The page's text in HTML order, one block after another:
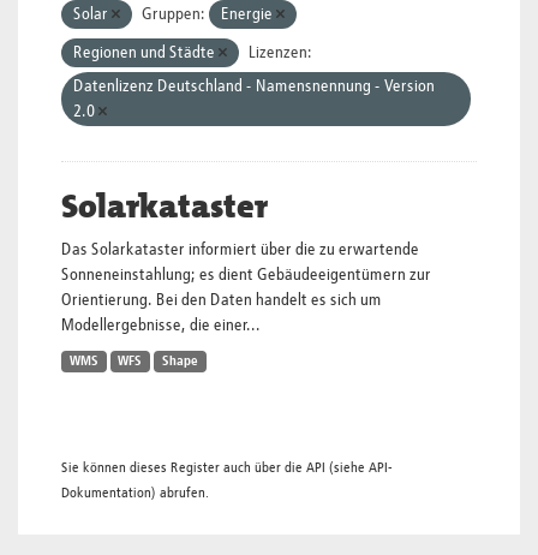
Solar Gruppen: Energie
Regionen und Städte
Lizenzen:
Datenlizenz Deutschland - Namensnennung - Version
2.0
Solarkataster
Das Solarkataster informiert über die zu erwartende
Sonneneinstahlung; es dient Gebäudeeigentümern zur
Orientierung. Bei den Daten handelt es sich um
Modellergebnisse, die einer...
WMS WFS Shape
Sie können dieses Register auch über die API (siehe API-
Dokumentation) abrufen.